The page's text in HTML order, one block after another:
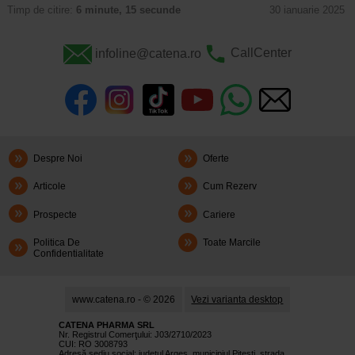
Timp de citire: 6 minute, 15 secunde 30 ianuarie 2025
infoline@catena.ro CallCenter
Despre Noi Oferte
Articole Cum Rezerv
Prospecte Cariere
Politica De
Confidentialitate
Toate Marcile
www.catena.ro - © 2026 Vezi varianta desktop
CATENA PHARMA SRL
Nr. Registrul Comerţului: J03/2710/2023
CUI: RO 3008793
Adresă sediu social: judetul Argeş, municipiul Piteşti, strada